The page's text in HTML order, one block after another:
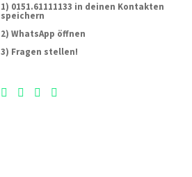
1) 0151.61111133 in deinen Kontakten
speichern
2) WhatsApp öffnen
3) Fragen stellen!